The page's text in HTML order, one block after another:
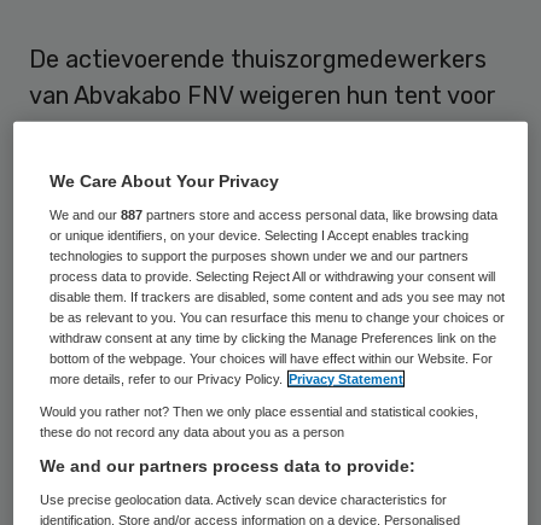
De actievoerende thuiszorgmedewerkers
van Abvakabo FNV weigeren hun tent voor
de deur van het gemeentehuis in
Steenwijkerland af te breken. Vanaf
woensdag gaat de gemeente daarom een
dwangsom opleggen van 1000 euro per
week, met een maximum van 10.000 euro.
De zaak komt volgende week woensdag
voor de voorzieningenrechter in Zwolle,
aldus bondsbestuurder Riek van Kampen.
Volgens de gemeente was er een tijdelijke
standplaatsvergunning voor de tent, die
dienst doet als actiekantoor. Die
We Care About Your Privacy
We and our887 partners store and access personal data, like browsing data
or unique identifiers, on your device. Selecting I Accept enables tracking
technologies to support the purposes shown under we and our partners
process data to provide. Selecting Reject All or withdrawing your consent will
disable them. If trackers are disabled, some content and ads you see may not
be as relevant to you. You can resurface this menu to change your choices or
withdraw consent at any time by clicking the Manage Preferences link on the
bottom of the webpage. Your choices will have effect within our Website. For
more details, refer to our Privacy Policy.
Privacy Statement
Would you rather not? Then we only place essential and statistical cookies,
these do not record any data about you as a person
We and our partners process data to provide:
Use precise geolocation data. Actively scan device characteristics for
identification. Store and/or access information on a device. Personalised